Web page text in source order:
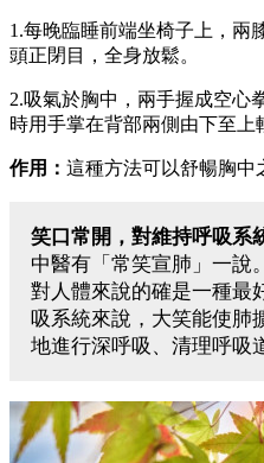
1.每晚臨睡前端坐椅子上，兩
頭正閉目，全身放鬆。
2.吸氣於胸中，兩手握成空心
時用手掌在背部兩側由下至上
作用： 這種方法可以舒暢胸中
笑口常開，對維持呼吸系
中醫有「常笑宣肺」一說
對人體來說的確是一種最
吸系統來說，大笑能使肺
地進行深呼吸、清理呼吸